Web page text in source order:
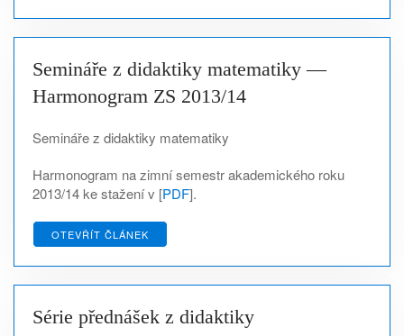
Semináře z didaktiky matematiky —
Harmonogram ZS 2013/14
Semináře z didaktiky matematiky
Harmonogram na zimní semestr akademického roku
2013/14 ke stažení v [PDF].
OTEVŘÍT ČLÁNEK
Série přednášek z didaktiky